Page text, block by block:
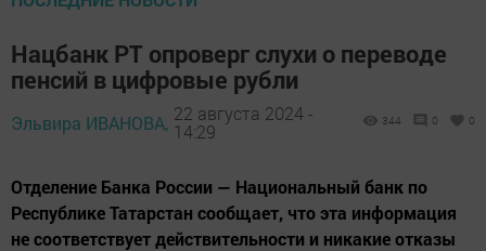
Нацбанк РТ опроверг слухи о переводе
пенсий в цифровые рубли
Эльвира ИВАНОВА, 22 августа 2024 -
14:29
344 0 0
Отделение Банка России — Национальный банк по
Республике Татарстан сообщает, что эта информация
не соответствует действительности и никакие отказы